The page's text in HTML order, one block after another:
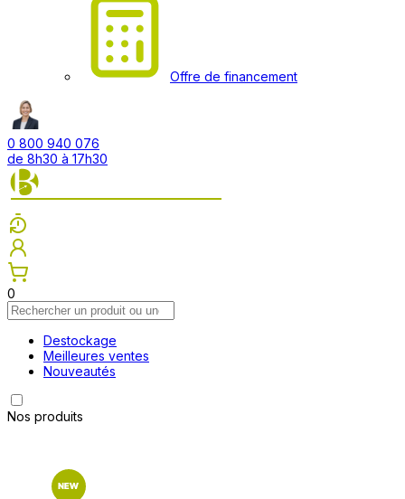
Offre de financement
0 800 940 076
de 8h30 à 17h30
0
Destockage
Meilleures ventes
Nouveautés
Nos produits